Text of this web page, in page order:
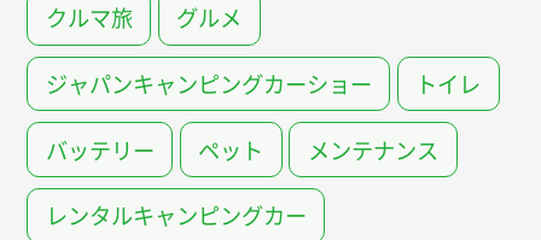
クルマ旅 グルメ
ジャパンキャンピングカーショー トイレ
バッテリー ペット メンテナンス
レンタルキャンピングカー